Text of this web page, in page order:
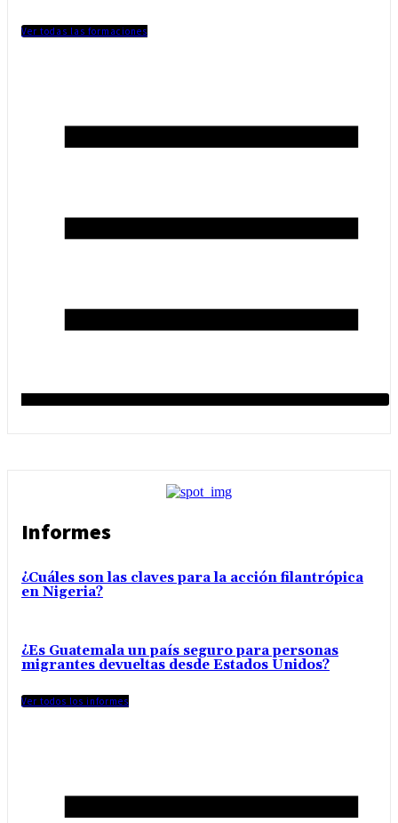
Ver todas las formaciones
Informes
¿Cuáles son las claves para la acción filantrópica
en Nigeria?
¿Es Guatemala un país seguro para personas
migrantes devueltas desde Estados Unidos?
Ver todos los informes